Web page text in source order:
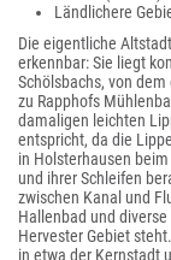
Ländlichere
Die eigentliche
erkennbar: Sie liegt
Schölsbachs, von
zu Rapphofs
damaligen leichten
entspricht, da die
in Holsterhausen
und ihrer Schleifen
zwischen Kanal und
Hallenbad und
Hervester Gebiet
in etwa der Kernstadt